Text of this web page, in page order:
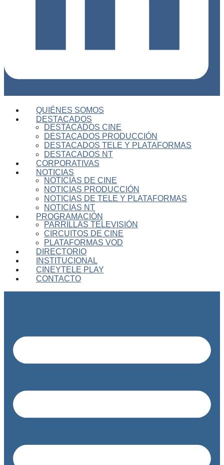
QUIÉNES SOMOS
DESTACADOS
DESTACADOS CINE
DESTACADOS PRODUCCIÓN
DESTACADOS TELE Y PLATAFORMAS
DESTACADOS NT
CORPORATIVAS
NOTICIAS
NOTICIAS DE CINE
NOTICIAS PRODUCCIÓN
NOTICIAS DE TELE Y PLATAFORMAS
NOTICIAS NT
PROGRAMACIÓN
PARRILLAS TELEVISIÓN
CIRCUITOS DE CINE
PLATAFORMAS VOD
DIRECTORIO
INSTITUCIONAL
CINEYTELE PLAY
CONTACTO